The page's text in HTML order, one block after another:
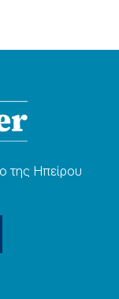
της Ηπείρου